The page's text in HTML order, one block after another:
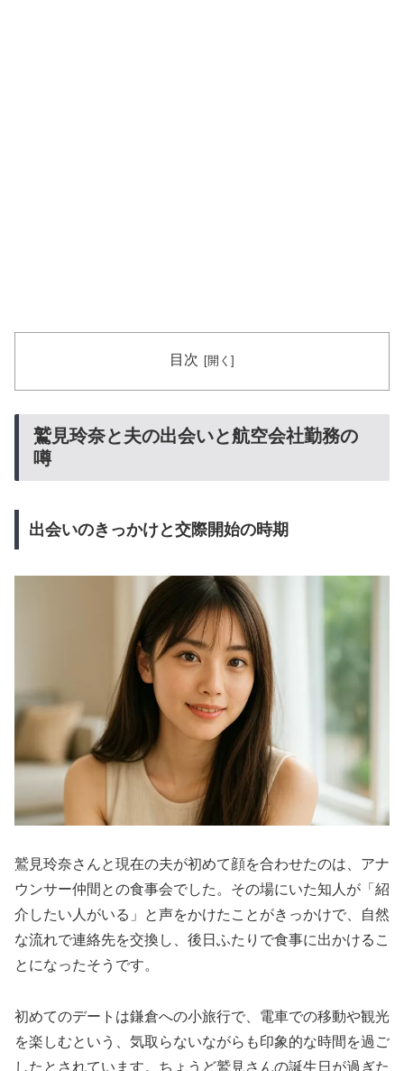
目次
鷲見玲奈と夫の出会いと航空会社勤務の
噂
出会いのきっかけと交際開始の時期
鷲見玲奈さんと現在の夫が初めて顔を合わせたのは、アナ
ウンサー仲間との食事会でした。その場にいた知人が「紹
介したい人がいる」と声をかけたことがきっかけで、自然
な流れで連絡先を交換し、後日ふたりで食事に出かけるこ
とになったそうです。
初めてのデートは鎌倉への小旅行で、電車での移動や観光
を楽しむという、気取らないながらも印象的な時間を過ご
したとされています。ちょうど鷲見さんの誕生日が過ぎた